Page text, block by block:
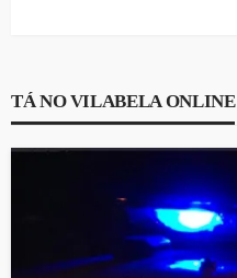
TÁ NO VILABELA ONLINE